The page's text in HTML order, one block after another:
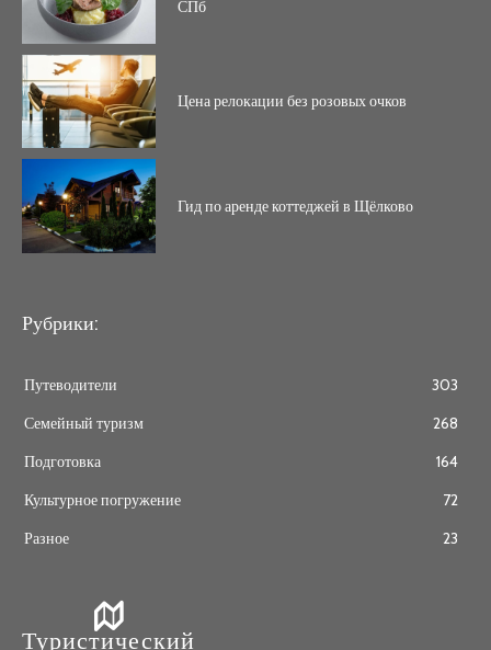
СПб
Цена релокации без розовых очков
Гид по аренде коттеджей в Щёлково
Рубрики:
Путеводители
303
Семейный туризм
268
Подготовка
164
Культурное погружение
72
Разное
23
Туристический